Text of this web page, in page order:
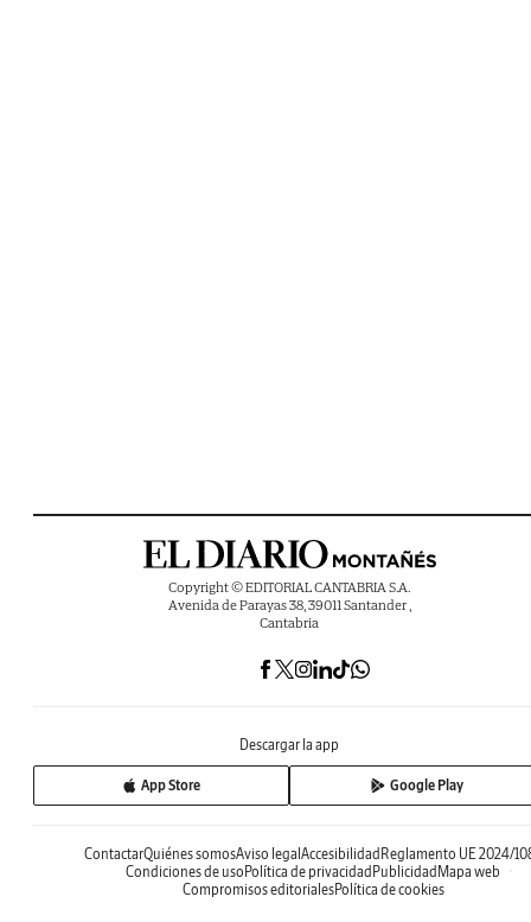
Copyright © EDITORIAL CANTABRIA S.A.
Avenida de Parayas 38, 39011 Santander ,
Cantabria
Descargar la app
App Store Google Play
ContactarQuiénes somosAviso legalAccesibilidadReglamento UE 2024/
Condiciones de usoPolítica de privacidadPublicidadMapa web
Compromisos editorialesPolítica de cookies